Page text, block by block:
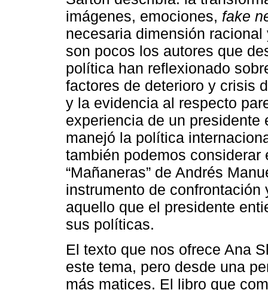
imágenes, emociones, fake
necesaria dimensión
son pocos los autores que
política han reflexionado
factores de deterioro y crisis
y la evidencia al respecto
experiencia de un
manejó la política
también podemos
“Mañaneras” de Andrés
instrumento de
aquello que el presidente
sus políticas.
El texto que nos ofrece Ana
este tema, pero desde una
más matices. El libro que